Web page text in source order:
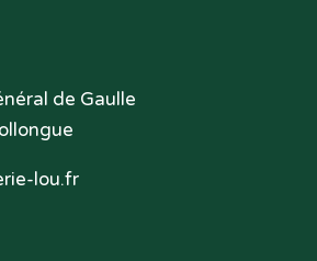
de Gaulle
lou.fr